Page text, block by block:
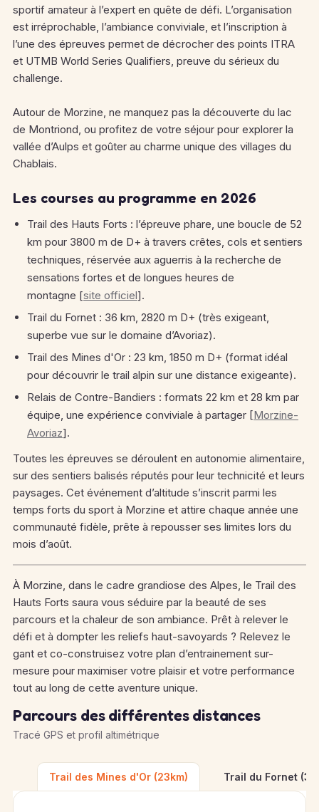
sportif amateur à l’expert en quête de défi. L’organisation
est irréprochable, l’ambiance conviviale, et l’inscription à
l’une des épreuves permet de décrocher des points ITRA
et UTMB World Series Qualifiers, preuve du sérieux du
challenge.
Autour de Morzine, ne manquez pas la découverte du lac
de Montriond, ou profitez de votre séjour pour explorer la
vallée d’Aulps et goûter au charme unique des villages du
Chablais.
Les courses au programme en 2026
Trail des Hauts Forts : l’épreuve phare, une boucle de 52
km pour 3800 m de D+ à travers crêtes, cols et sentiers
techniques, réservée aux aguerris à la recherche de
sensations fortes et de longues heures de
montagne [site officiel].
Trail du Fornet : 36 km, 2820 m D+ (très exigeant,
superbe vue sur le domaine d’Avoriaz).
Trail des Mines d'Or : 23 km, 1850 m D+ (format idéal
pour découvrir le trail alpin sur une distance exigeante).
Relais de Contre-Bandiers : formats 22 km et 28 km par
équipe, une expérience conviviale à partager [Morzine-
Avoriaz].
Toutes les épreuves se déroulent en autonomie alimentaire,
sur des sentiers balisés réputés pour leur technicité et leurs
paysages. Cet événement d’altitude s’inscrit parmi les
temps forts du sport à Morzine et attire chaque année une
communauté fidèle, prête à repousser ses limites lors du
mois d’août.
À Morzine, dans le cadre grandiose des Alpes, le Trail des
Hauts Forts saura vous séduire par la beauté de ses
parcours et la chaleur de son ambiance. Prêt à relever le
défi et à dompter les reliefs haut-savoyards ? Relevez le
gant et co-construisez votre plan d’entrainement sur-
mesure pour maximiser votre plaisir et votre performance
tout au long de cette aventure unique.
Parcours des différentes distances
Tracé GPS et profil altimétrique
Trail des Mines d'Or (23km) Trail du Fornet